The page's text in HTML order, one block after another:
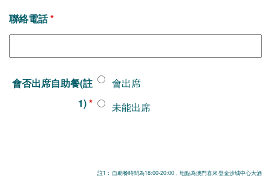
聯絡電話*
會否出席自助餐(註
1)*
會出席
未能出席
註1：自助餐時間為18:00-20:00，地點為澳門喜來登金沙城中心大酒